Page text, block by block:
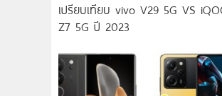
เปรียบเทียบ vivo V29 5G VS
Z7 5G ปี 2023